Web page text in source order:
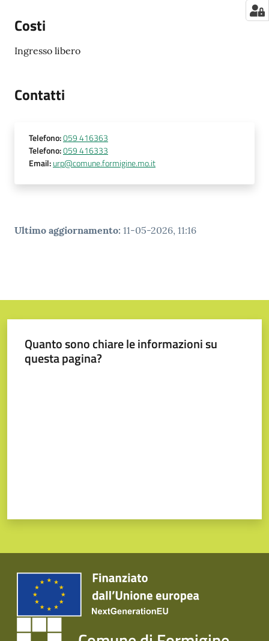
Costi
Ingresso libero
Contatti
Telefono:059 416363
Telefono:059 416333
Email:urp@comune.formigine.mo.it
Ultimo aggiornamento: 11-05-2026, 11:16
Quanto sono chiare le informazioni su
questa pagina?